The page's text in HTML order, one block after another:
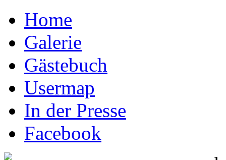
Home
Galerie
Gästebuch
Usermap
In der Presse
Facebook